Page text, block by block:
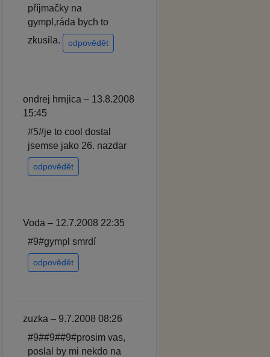
příjmačky na
gympl,ráda bych to
zkusila.
odpovědět
ondrej hrnjica – 13.8.2008
15:45
#5#je to cool dostal
jsemse jako 26. nazdar
odpovědět
Voda – 12.7.2008 22:35
#9#gympl smrdí
odpovědět
zuzka – 9.7.2008 08:26
#9##9##9#prosim vas,
poslal by mi nekdo na